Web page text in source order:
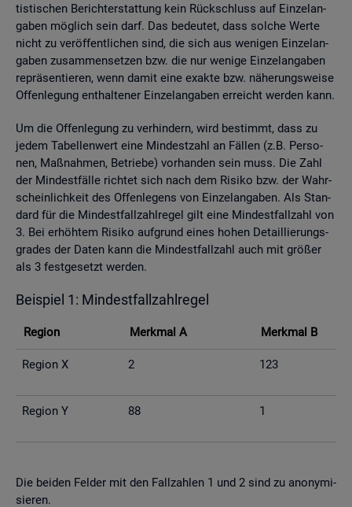
tis­ti­schen Be­richt­erstat­tung kein Rück­schluss auf Ein­zel­an­
ga­ben mög­lich sein darf. Das be­deu­tet, dass sol­che Werte
nicht zu ver­öf­fent­li­chen sind, die sich aus we­ni­gen Ein­zel­an­
ga­ben zu­sam­men­set­zen bzw. die nur we­ni­ge Ein­zel­an­ga­ben
re­prä­sen­tie­ren, wenn damit eine ex­ak­te bzw. nä­he­rungs­wei­se
Of­fen­le­gung ent­hal­te­ner Ein­zel­an­ga­ben er­reicht wer­den kann.
Um die Of­fen­le­gung zu ver­hin­dern, wird be­stimmt, dass zu
jedem Ta­bel­len­wert eine Min­dest­zahl an Fäl­len (z.B. Per­so­
nen, Maß­nah­men, Be­trie­be) vor­han­den sein muss. Die Zahl
der Min­dest­fäl­le rich­tet sich nach dem Ri­si­ko bzw. der Wahr­
schein­lich­keit des Of­fen­le­gens von Ein­zel­an­ga­ben. Als Stan­
dard für die Min­dest­fall­zahl­re­gel gilt eine Min­dest­fall­zahl von
3. Bei er­höh­tem Ri­si­ko auf­grund eines hohen De­tail­lie­rungs­
gra­des der Daten kann die Min­dest­fall­zahl auch mit grö­ßer
als 3 fest­ge­setzt wer­den.
Bei­spiel 1: Min­dest­fall­zahl­re­gel
Re­gi­on Merk­mal A Merk­mal B
Re­gi­on X 2 123
Re­gi­on Y 88 1
Die bei­den Fel­der mit den Fall­zah­len 1 und 2 sind zu an­ony­mi­
sie­ren.